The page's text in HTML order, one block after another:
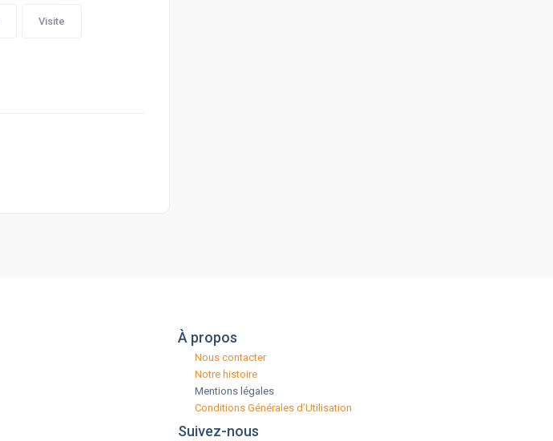
Visite
À propos
Nous contacter
Notre histoire
Mentions légales
Conditions Générales d’Utilisation
Suivez-nous